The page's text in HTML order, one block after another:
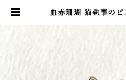
血赤珊瑚 猫執事のピ